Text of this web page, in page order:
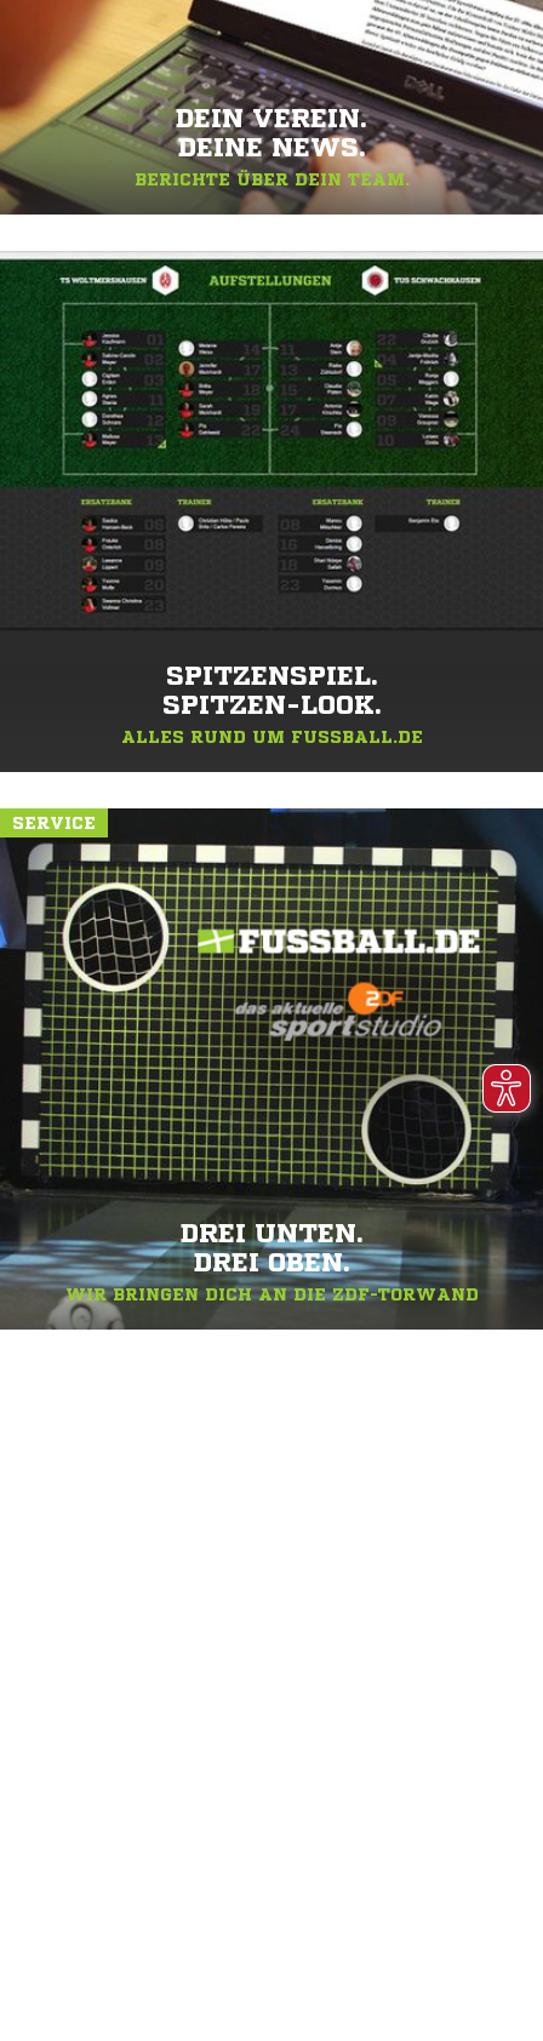
DEIN VEREIN.
DEINE NEWS.
BERICHTE ÜBER DEIN TEAM.
SPITZENSPIEL.
SPITZEN-LOOK.
ALLES RUND UM FUSSBALL.DE
SERVICE
DREI UNTEN.
DREI OBEN.
WIR BRINGEN DICH AN DIE ZDF-TORWAND